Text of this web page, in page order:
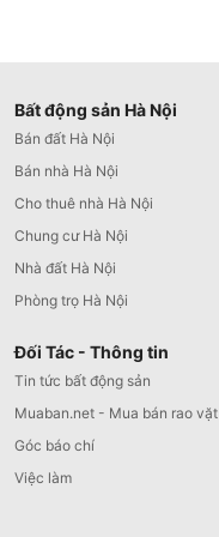
Bất động sản Hà Nội
Bán đất Hà Nội
Bán nhà Hà Nội
Cho thuê nhà Hà Nội
Chung cư Hà Nội
Nhà đất Hà Nội
Phòng trọ Hà Nội
Đối Tác - Thông tin
Tin tức bất động sản
Muaban.net - Mua bán rao vặt
Góc báo chí
Việc làm